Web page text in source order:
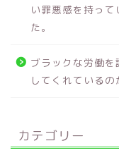
い罪悪感を持っ
た。
ブラックな労働
してくれているの
カテゴリー